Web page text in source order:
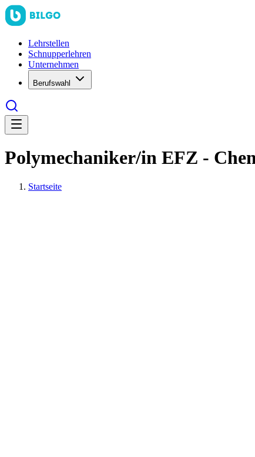
Lehrstellen
Schnupperlehren
Unternehmen
Berufswahl
Polymechaniker/in EFZ -
Startseite